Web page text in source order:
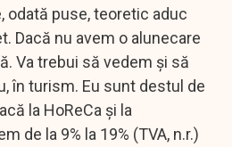
odată puse, teoretic aduc
Dacă nu avem o alunecare
Va trebui să vedem şi să
în turism. Eu sunt destul de
la HoReCa şi la
de la 9% la 19% (TVA, n.r.)